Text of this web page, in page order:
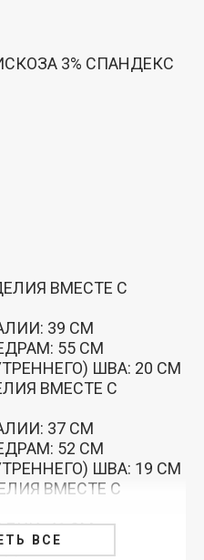
ВМЕСТЕ С
39 СМ
55 СМ
ШВА: 20 СМ
ВМЕСТЕ С
37 СМ
52 СМ
ШВА: 19 СМ
ВМЕСТЕ С
41 СМ
60 СМ
3% СПАНДЕКС
ВСЕ